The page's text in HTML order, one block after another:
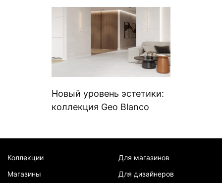
Новый уровень эстетики:
коллекция Geo Blanco
Коллекции
Магазины
Для магазинов
Для дизайнеров